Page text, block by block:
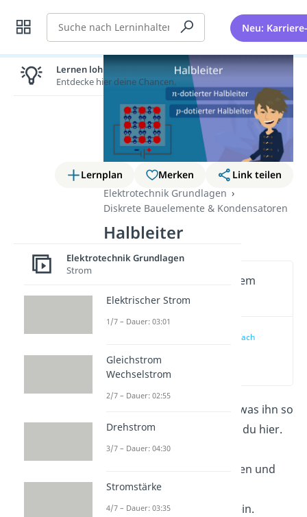
Suche Neu:
Lernplan Merken
Link teilen
Elektrotechnik Grundlagen
Diskrete Bauelemente & Kondensatoren
Halbleiter
Wichtige Inhalte in diesem
Video
Halbleiter einfach
Was ein Halbleiter ist und was ihn so
besonders macht erfährst du hier.
Hiernach werden dir die
technischen Besonderheiten und
die Veränderungen im
Bänderschema bekannt sein.
Lernen lohnt sich!
Entdecke hier deine Chancen.
Elektrotechnik Grundlagen
Strom
Elektrischer Strom
1/7 – Dauer: 03:01
Gleichstrom
Wechselstrom
2/7 – Dauer: 02:55
Drehstrom
3/7 – Dauer: 04:30
Stromstärke
4/7 – Dauer: 03:35